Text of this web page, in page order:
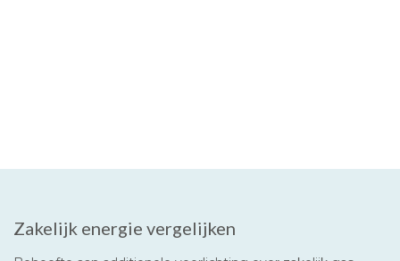
Zakelijk energie vergelijken